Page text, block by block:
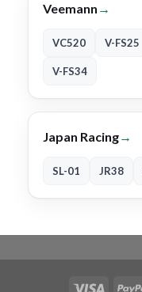
Veemann →
VC520 V-FS25
V-FS34
Japan Racing→
SL-01 JR38